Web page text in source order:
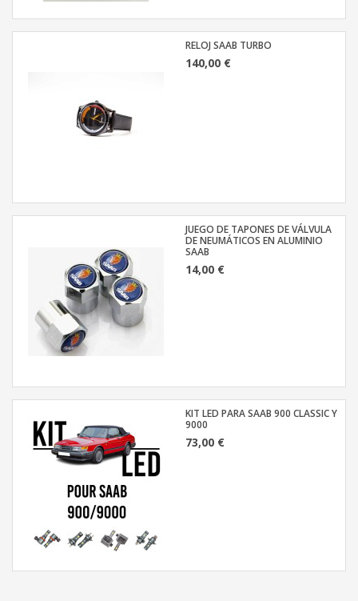
RELOJ SAAB TURBO
140,00 €
JUEGO DE TAPONES DE VÁLVULA
DE NEUMÁTICOS EN ALUMINIO
SAAB
14,00 €
KIT LED PARA SAAB 900 CLASSIC Y
9000
73,00 €